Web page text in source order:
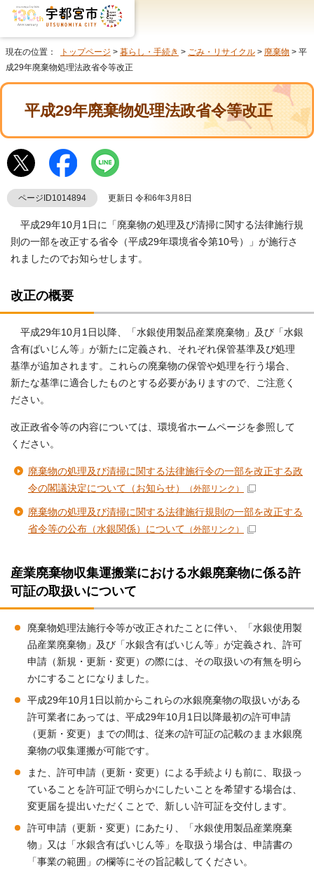
現在の位置： トップページ > 暮らし・手続き > ごみ・リサイクル > 廃棄物 > 平
成29年廃棄物処理法政省令等改正
平成29年廃棄物処理法政省令等改正
ページID1014894 更新日 令和6年3月8日
平成29年10月1日に「廃棄物の処理及び清掃に関する法律施行規
則の一部を改正する省令（平成29年環境省令第10号）」が施行さ
れましたのでお知らせします。
改正の概要
平成29年10月1日以降、「水銀使用製品産業廃棄物」及び「水銀
含有ばいじん等」が新たに定義され、それぞれ保管基準及び処理
基準が追加されます。これらの廃棄物の保管や処理を行う場合、
新たな基準に適合したものとする必要がありますので、ご注意く
ださい。
改正政省令等の内容については、環境省ホームページを参照して
ください。
廃棄物の処理及び清掃に関する法律施行令の一部を改正する政
令の閣議決定について（お知らせ）
（外部リンク）
廃棄物の処理及び清掃に関する法律施行規則の一部を改正する
省令等の公布（水銀関係）について （外部リンク）
産業廃棄物収集運搬業における水銀廃棄物に係る許
可証の取扱いについて
廃棄物処理法施行令等が改正されたことに伴い、「水銀使用製
品産業廃棄物」及び「水銀含有ばいじん等」が定義され、許可
申請（新規・更新・変更）の際には、その取扱いの有無を明ら
かにすることになりました。
平成29年10月1日以前からこれらの水銀廃棄物の取扱いがある
許可業者にあっては、平成29年10月1日以降最初の許可申請
（更新・変更）までの間は、従来の許可証の記載のまま水銀廃
棄物の収集運搬が可能です。
また、許可申請（更新・変更）による手続よりも前に、取扱っ
ていることを許可証で明らかにしたいことを希望する場合は、
変更届を提出いただくことで、新しい許可証を交付します。
許可申請（更新・変更）にあたり、「水銀使用製品産業廃棄
物」又は「水銀含有ばいじん等」を取扱う場合は、申請書の
「事業の範囲」の欄等にその旨記載してください。